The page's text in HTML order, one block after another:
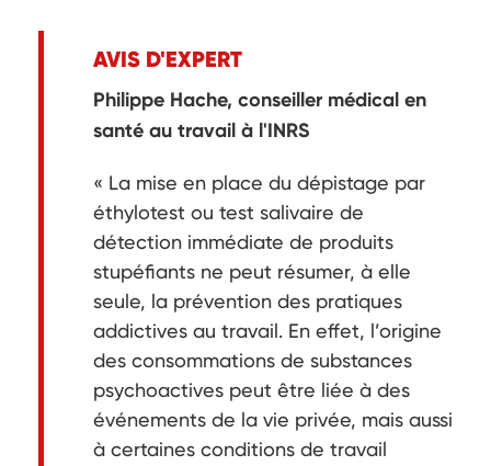
AVIS D'EXPERT
Philippe Hache, conseiller médical en
santé au travail à l'INRS
« La mise en place du dépistage par
éthylotest ou test salivaire de
détection immédiate de produits
stupéfiants ne peut résumer, à elle
seule, la prévention des pratiques
addictives au travail. En effet, l’origine
des consommations de substances
psychoactives peut être liée à des
événements de la vie privée, mais aussi
à certaines conditions de travail